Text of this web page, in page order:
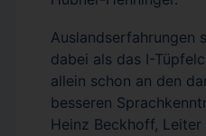
Auslandserfahrungen
dabei als das I-
allein schon an den
besseren
Heinz Beckhoff, Leiter